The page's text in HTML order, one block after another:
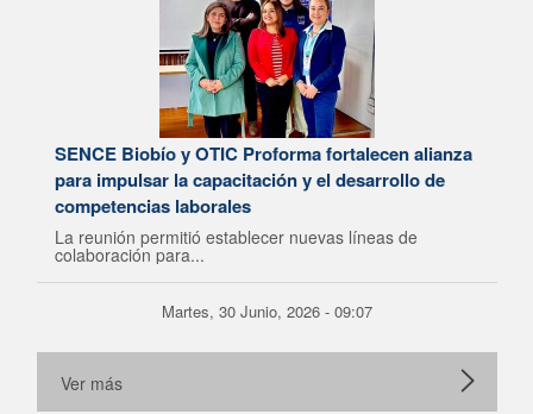
SENCE Biobío y OTIC Proforma fortalecen alianza
para impulsar la capacitación y el desarrollo de
competencias laborales
La reunión permitió establecer nuevas líneas de
colaboración para...
Martes, 30 Junio, 2026 - 09:07
Ver más